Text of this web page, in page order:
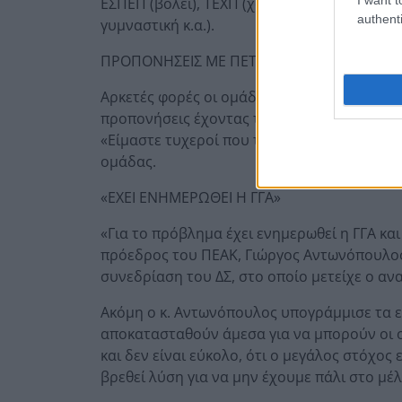
γυμναστική κ.α.).
ΠΡΟΠΟΝΗΣΕΙΣ ΜΕ ΠΕΤΣΕΤΕΣ!
Αρκετές φορές οι ομάδες τη φετινή σεζόν,
προπονήσεις έχοντας τοποθετήσει σε
«Είμαστε τυχεροί που το προηγούμενο
ομάδας.
«ΕΧΕΙ ΕΝΗΜΕΡΩΘΕΙ Η ΓΓΑ»
«Για το πρόβλημα έχει ενημερωθεί η ΓΓΑ
πρόεδρος του ΠΕΑΚ, Γιώργος
συνεδρίαση του ΔΣ, στο οποίο μετείχε ο
Ακόμη ο κ. Αντωνόπουλος υπογράμμισε τα
αποκατασταθούν άμεσα για να μπορούν
και δεν είναι εύκολο, ότι ο μεγάλος
βρεθεί λύση για να μην έχουμε πάλι στο